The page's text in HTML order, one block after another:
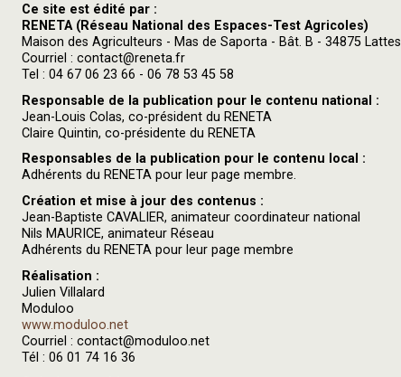
Ce site est édité par :
RENETA (Réseau National des Espaces-Test Agricoles)
Maison des Agriculteurs - Mas de Saporta - Bât. B - 34875 Lattes
Courriel : contact@reneta.fr
Tel : 04 67 06 23 66 - 06 78 53 45 58
Responsable de la publication pour le contenu national :
Jean-Louis Colas, co-président du RENETA
Claire Quintin, co-présidente du RENETA
Responsables de la publication pour le contenu local :
Adhérents du RENETA pour leur page membre.
Création et mise à jour des contenus :
Jean-Baptiste CAVALIER, animateur coordinateur national
Nils MAURICE, animateur Réseau
Adhérents du RENETA pour leur page membre
Réalisation :
Julien Villalard
Moduloo
www.moduloo.net
Courriel : contact@moduloo.net
Tél : 06 01 74 16 36